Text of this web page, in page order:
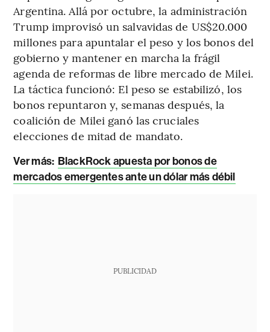
Argentina. Allá por octubre, la administración
Trump improvisó un salvavidas de US$20.000
millones para apuntalar el peso y los bonos del
gobierno y mantener en marcha la frágil
agenda de reformas de libre mercado de Milei.
La táctica funcionó: El peso se estabilizó, los
bonos repuntaron y, semanas después, la
coalición de Milei ganó las cruciales
elecciones de mitad de mandato.
Ver más: BlackRock apuesta por bonos de
mercados emergentes ante un dólar más débil
PUBLICIDAD